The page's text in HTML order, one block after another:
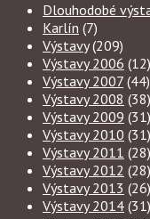
Dlouhodobé
Karlín (7)
Výstavy(209)
Výstavy 2006 (12)
Výstavy 2007 (44)
Výstavy 2008 (38)
Výstavy 2009 (31)
Výstavy 2010 (31)
Výstavy 2011 (28)
Výstavy 2012 (28)
Výstavy 2013 (26)
Výstavy 2014 (31)